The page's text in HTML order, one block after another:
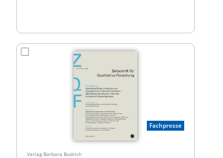
Fachpresse
Verlag Barbara Budrich